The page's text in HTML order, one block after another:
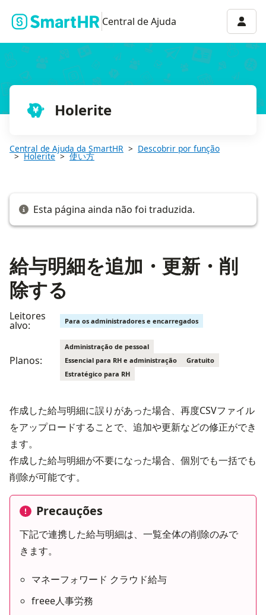
Central de Ajuda
Holerite
Central de Ajuda da SmartHR Descobrir por função
Holerite 使い方
Esta página ainda não foi traduzida.
給与明細を追加・更新・削
除する
Leitores
alvo: Para os administradores e encarregados
Planos:
Administração de pessoal
Essencial para RH e administração
Gratuito
Estratégico para RH
作成した給与明細に誤りがあった場合、再度CSVファイル
をアップロードすることで、追加や更新などの修正ができ
ます。
作成した給与明細が不要になった場合、個別でも一括でも
削除が可能です。
Precauções
下記で連携した給与明細は、一覧全体の削除のみで
きます。
マネーフォワード クラウド給与
freee人事労務